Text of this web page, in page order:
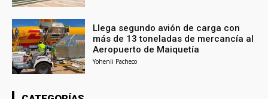
Llega segundo avión de carga con
más de 13 toneladas de mercancía al
Aeropuerto de Maiquetía
Yohenli Pacheco